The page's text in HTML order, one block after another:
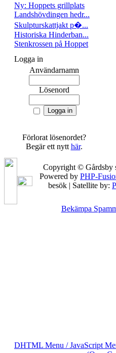
Ny: Hoppets grillplats
Landshövdingen hedr...
Skulpturskattjakt p�...
Historiska Hinderban...
Stenkrossen på Hoppet
Logga in
Användarnamn
Lösenord
Förlorat lösenordet?
Begär ett nytt här.
Copyright © Gårdsby
Powered by PHP-
besök | Satellite by:
Bekämpa
DHTML Menu / JavaScript